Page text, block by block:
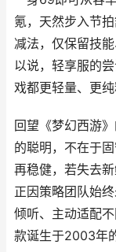
氪，天然步入节
减法，仅保留技
以说，轻享服的
戏都更轻量、更纯
回望《梦幻西游
的聪明，不在于
再稳健，若失去
正因策略团队始
倾听、主动适配
款诞生于2003年